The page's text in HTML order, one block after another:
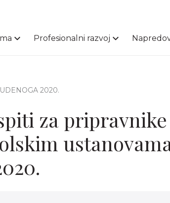
Profesionalni razvoj
2020.
za pripravnike